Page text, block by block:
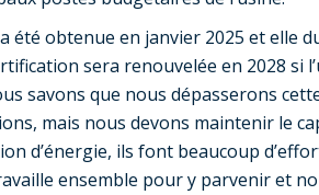
été obtenue en janvier 2025 et elle
sera renouvelée en 2028 si
savons que nous dépasserons
mais nous devons maintenir le
d’énergie, ils font beaucoup
ensemble pour y parvenir et